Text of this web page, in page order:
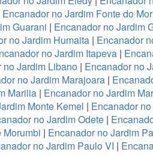
Encanador no Jardim Fonte do
Guarani | Encanador no Jardim
no Jardim Humaita| Encanador
no Jardim Itapeva|
no Jardim Libano | Encanador no
no Jardim Marajoara |
Marilia| Encanador no Jardim
Monte Kemel | Encanador
no Jardim Odete|
Morumbi | Encanador no Jardim
no Jardim Paulo VI |